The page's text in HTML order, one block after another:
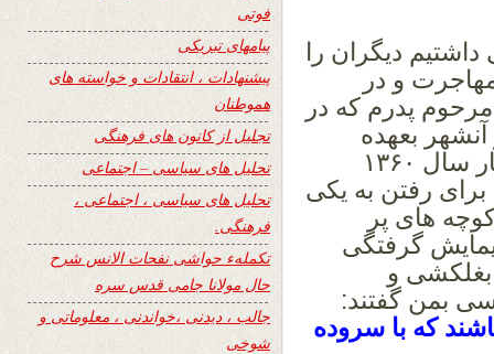
داشتیم دیگران را
مهاجرت و در
پدرم که در
بعهده
داشتند رفته بودم . در یکی از روز های بهار سال ۱۳۶۰
رفتن به یکی
های پر
گرفتگی
بغلکشی و
بمن گفتند:
که با سروده
فوتی
پیامهای تبریکی
پیشنهادات ، انتقادات و خواسته های
هموطنان
تجلیل از کانون های فرهنگی
تحلیل های سیاسی – اجتماعی
تحلیل های سیاسی ، اجتماعی ،
فرهنگی.
تکملهء حواشی نفحات الانس شرح
حال مولانا جامی قدس سره
جالب ، دیدنی ،خواندنی ، معلوماتی و
شوخی